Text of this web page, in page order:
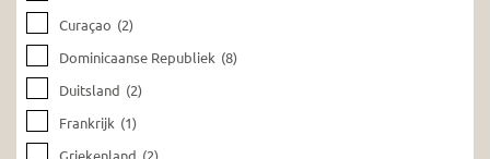
Curaçao (2)
Dominicaanse Republiek (8)
Duitsland (2)
Frankrijk (1)